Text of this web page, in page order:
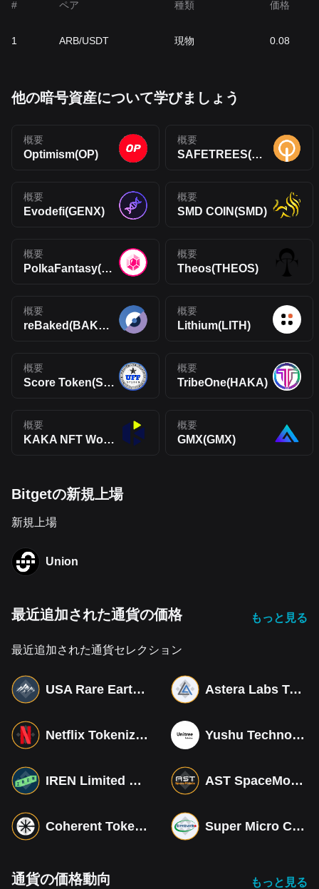
# ペア 種類 価格
1 ARB/USDT 現物 0.08
他の暗号資産について学びましょう
概要
Optimism(OP)
概要
SAFETREES(TREES)
概要
Evodefi(GENX)
概要
SMD COIN(SMD)
概要
PolkaFantasy(XP)
概要
Theos(THEOS)
概要
reBaked(BAKED)
概要
Lithium(LITH)
概要
Score Token(SCO)
概要
TribeOne(HAKA)
概要
KAKA NFT World(KAKA)
概要
GMX(GMX)
Bitgetの新規上場
新規上場
Union
最近追加された通貨の価格 もっと見る
最近追加された通貨セレクション
USA Rare Earth Tokenized bStocks Astera Labs Tokenized bStocks
Netflix Tokenized bStocks Yushu Technology Co (Derivatives)
IREN Limited Tokenized bStocks AST SpaceMobile Tokenized bStocks
Coherent Tokenized bStocks Super Micro Computer Tokenized bStocks
通貨の価格動向 もっと見る